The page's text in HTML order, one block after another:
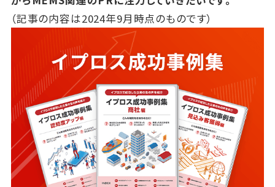
（記事の内容は2024年9月時点のものです）